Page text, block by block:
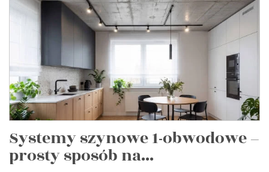
Systemy szynowe 1-obwodowe –
prosty sposób na...